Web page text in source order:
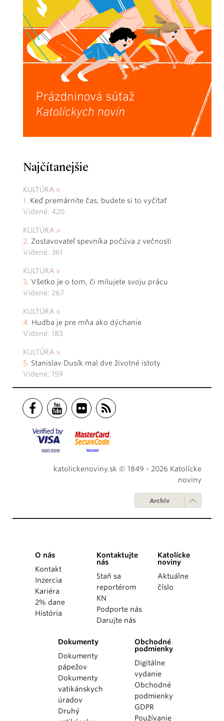
Najčítanejšie
KULTÚRA
Keď premárnite čas, budete si to vyčítať
Videné: 420
KULTÚRA
Zostavovateľ spevníka počúva z večnosti
Videné: 361
KULTÚRA
Všetko je o tom, či milujete svoju prácu
Videné: 267
KULTÚRA
Hudba je pre mňa ako dýchanie
Videné: 183
KULTÚRA
Stanislav Dusík mal dve životné istoty
Videné: 159
katolickenoviny.sk © 1849 - 2026 Katolícke
noviny
Archív
O nás
Kontakt
Inzercia
Kariéra
2% dane
História
Kontaktujte
nás
Staň sa
reportérom
KN
Podporte nás
Darujte nás
Katolícke
noviny
Aktuálne
číslo
Dokumenty
Dokumenty
pápežov
Dokumenty
vatikánskych
úradov
Druhý
Obchodné
podmienky
Digitálne
vydanie
Obchodné
podmienky
GDPR
Používanie